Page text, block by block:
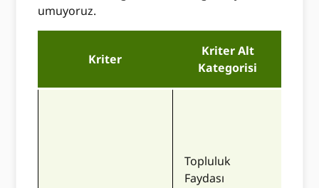
umuyoruz.
Kriter
Kriter Alt
Kategorisi
Topluluk
Faydası